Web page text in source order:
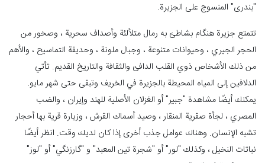
"بندری" المنسوج على الجزيرة.
تتمتع جزیرة هنگام بشاطئ به رمال متلألئة وأصداف سحرية ، وصخور من
الحجر الجيري ، وحيوانات متنوعة ، وجبال ملونة ، وحديقة التماسيح ، والأهم
من ذلك الأشخاص ذوي القلب الدافئ والثقافة والتاريخ القديم. تأتي
الدلافين إلى المياه المحيطة بالجزيرة في الخريف وتبقى حتى شهر مايو.
يمكنك أيضًا مشاهدة "جبیر" أو الغزلان الأصلية للهند وإيران ، والضب
المصري ، لجأة صقرية المنقار ، وصيد أسماك القرش ، وزيارة قرية بها أحجار
تشبه الإنسان. وهناك عوامل جذب أخرى إذا كان لديك وقت. انظر أيضًا
نباتات النخيل ، وكذلك "لور" أو "شجرة تين المعبد" و "گارزنگي" أو "لوز"